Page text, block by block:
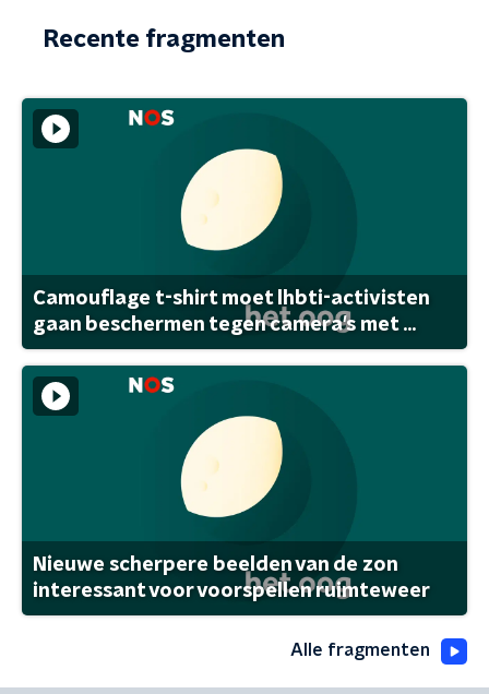
Recente fragmenten
Camouflage t-shirt moet lhbti-activisten
gaan beschermen tegen camera's met ...
Nieuwe scherpere beelden van de zon
interessant voor voorspellen ruimteweer
Alle fragmenten